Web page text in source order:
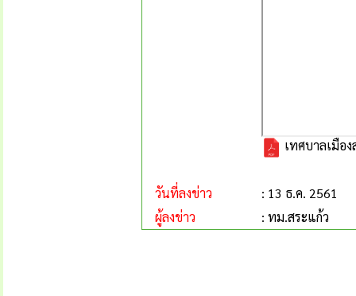
เทศบาลเมือ
วันที่ลงข่าว
: 13 ธ.ค. 2561
ผู้ลงข่าว
: ทม.สระแก้ว